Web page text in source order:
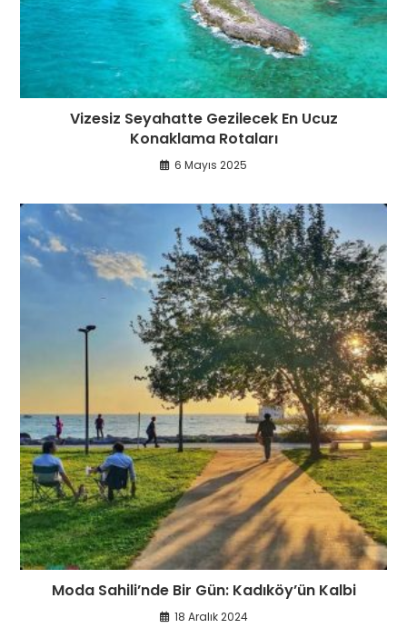
Vizesiz Seyahatte Gezilecek En Ucuz
Konaklama Rotaları
6 Mayıs 2025
Moda Sahili’nde Bir Gün: Kadıköy’ün Kalbi
18 Aralık 2024